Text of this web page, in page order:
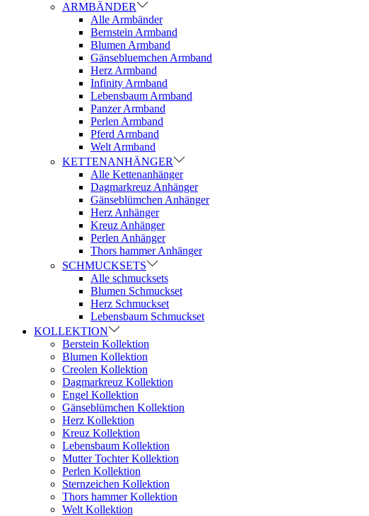
ARMBÄNDER
Alle Armbänder
Bernstein Armband
Blumen Armband
Gänsebluemchen Armband
Herz Armband
Infinity Armband
Lebensbaum Armband
Panzer Armband
Perlen Armband
Pferd Armband
Welt Armband
KETTENANHÄNGER
Alle Kettenanhänger
Dagmarkreuz Anhänger
Gänseblümchen Anhänger
Herz Anhänger
Kreuz Anhänger
Perlen Anhänger
Thors hammer Anhänger
SCHMUCKSETS
Alle schmucksets
Blumen Schmuckset
Herz Schmuckset
Lebensbaum Schmuckset
KOLLEKTION
Berstein Kollektion
Blumen Kollektion
Creolen Kollektion
Dagmarkreuz Kollektion
Engel Kollektion
Gänseblümchen Kollektion
Herz Kollektion
Kreuz Kollektion
Lebensbaum Kollektion
Mutter Tochter Kollektion
Perlen Kollektion
Sternzeichen Kollektion
Thors hammer Kollektion
Welt Kollektion